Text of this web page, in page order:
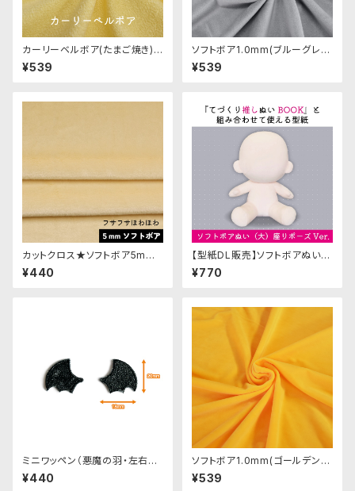
カーリーベルボア(たまご焼き)C
B010 ぬいぐるみ用短毛カール
ボア生地 20cm
¥539
ソフトボア1.0mm(ブルーグレ
ー)SSB052 ぬいぐるみ用短毛
ボア生地 20cm
¥539
カットクロス★ソフトボア5mm
(レグホーン)LB045 ボア生地
50cm × 45cm
¥440
【型紙DL販売】ソフトボアぬい
(大)座りポーズVer. 型紙(おま
け付き)
¥770
ミニワッペン（悪魔の羽・左右セ
ット）
¥440
ソフトボア1.0mm(ゴールデンイ
エロー)SSB135 ぬいぐるみ用
短毛ボア生地 20cm
¥539